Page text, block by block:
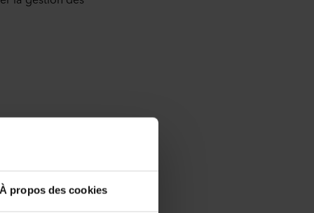
À propos des cookies
premier était
de la